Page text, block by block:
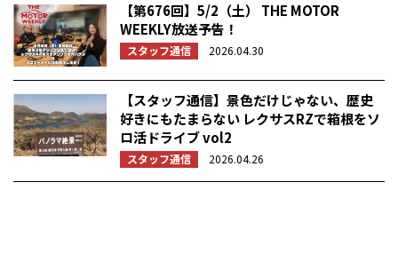
【第676回】5/2（土） THE MOTOR
WEEKLY放送予告！
スタッフ通信 2026.04.30
【スタッフ通信】景色だけじゃない、歴史
好きにもたまらない レクサスRZで箱根をソ
ロ活ドライブ vol2
スタッフ通信 2026.04.26